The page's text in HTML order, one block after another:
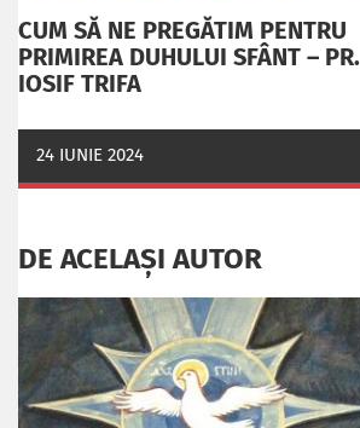
CUM SĂ NE PREGĂTIM PENTRU
PRIMIREA DUHULUI SFÂNT – PR.
IOSIF TRIFA
24 IUNIE 2024
DE ACELAȘI AUTOR